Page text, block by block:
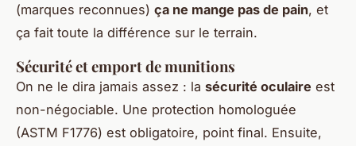
(marques reconnues) ça ne mange pas de pain, et
ça fait toute la différence sur le terrain.
Sécurité et emport de munitions
On ne le dira jamais assez : la sécurité oculaire est
non-négociable. Une protection homologuée
(ASTM F1776) est obligatoire, point final. Ensuite,